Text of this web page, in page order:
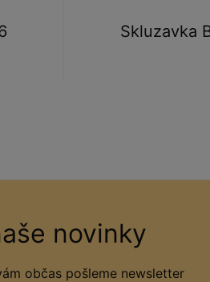
Skluzavka
novinky
občas pošleme newsletter